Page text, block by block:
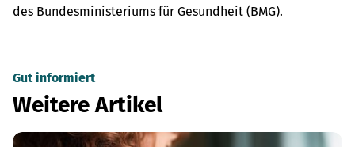
des Bundesministeriums für Gesundheit (BMG).
Gut informiert
Weitere Artikel